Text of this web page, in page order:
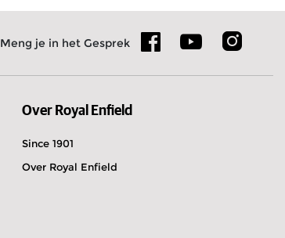
Meng je in het Gesprek
Over Royal Enfield
Since 1901
Over Royal Enfield